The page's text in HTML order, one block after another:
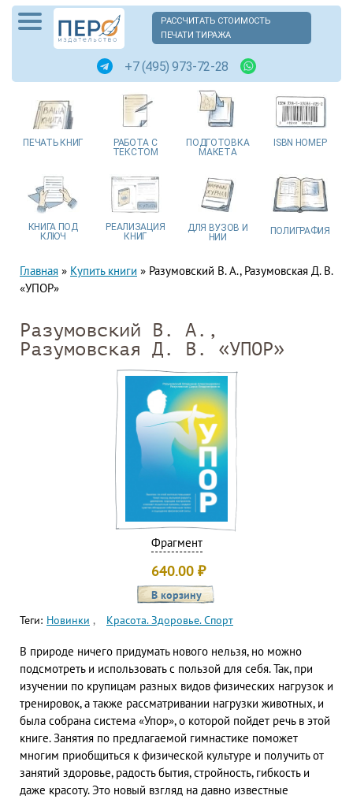
РАССЧИТАТЬ СТОИМОСТЬ
ПЕЧАТИ ТИРАЖА
+7 (495) 973-72-28
ПЕЧАТЬ КНИГ РАБОТА С
ТЕКСТОМ
ПОДГОТОВКА
МАКЕТА
ISBN НОМЕР
КНИГА ПОД
КЛЮЧ
РЕАЛИЗАЦИЯ
КНИГ
ДЛЯ ВУЗОВ И
НИИ
ПОЛИГРАФИЯ
Главная » Купить книги » Разумовский В. А., Разумовская Д. В.
«УПОР»
Разумовский В. А.,
Разумовская Д. В. «УПОР»
Фрагмент
640.00 ₽
Теги: Новинки Красота. Здоровье. Спорт
В природе ничего придумать нового нельзя, но можно
подсмотреть и использовать с пользой для себя. Так, при
изучении по крупицам разных видов физических нагрузок и
тренировок, а также рассматривании нагрузки животных, и
была собрана система «Упор», о которой пойдет речь в этой
книге. Занятия по предлагаемой гимнастике поможет
многим приобщиться к физической культуре и получить от
занятий здоровье, радость бытия, стройность, гибкость и
даже красоту. Это новый взгляд на давно известные